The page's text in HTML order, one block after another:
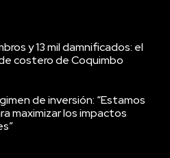
y 13 mil damnificados: el
costero de Coquimbo
de inversión: “Estamos
maximizar los impactos